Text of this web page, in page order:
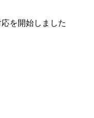
を開始しました